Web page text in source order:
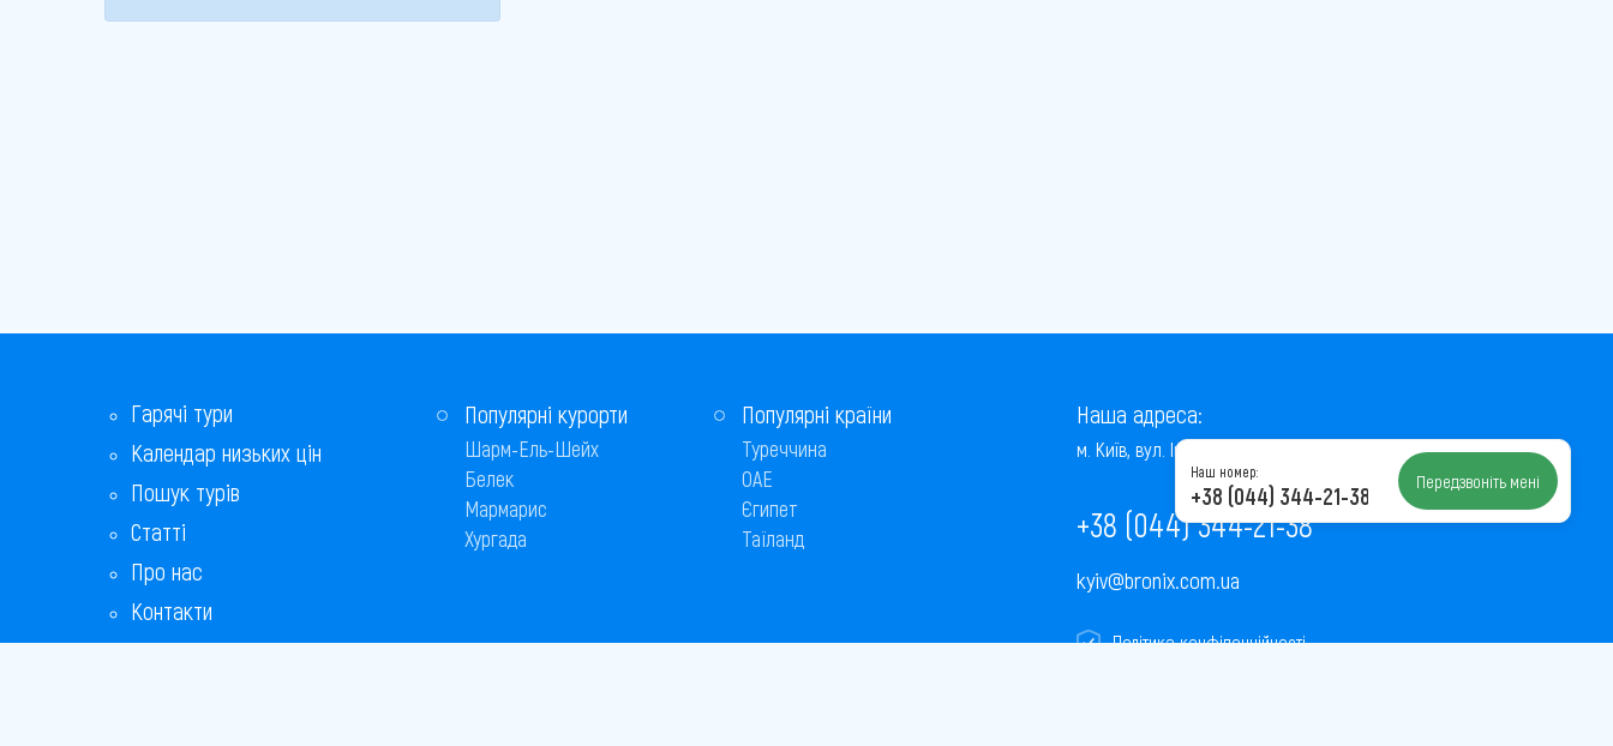
Гарячі тури
Календар низьких цін
Пошук турів
Статті
Про нас
Контакти
Бонусна програма
Популярні курорти
Шарм-Ель-Шейх
Белек
Мармарис
Хургада
Популярні країни
Туреччина
ОАЕ
Єгипет
Таїланд
Наша адреса:
м. Київ, вул. Інститутська, 22/7, оф. 41
+38 (044) 344-21-38
kyiv@bronix.com.ua
Політика конфіденційності
Наш номер:
+38 (044) 344-21-38 Передзвоніть мені